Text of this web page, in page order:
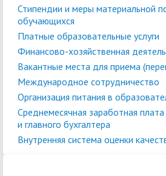
Стипендии и меры материальной
обучающихся
Платные образовательные услуги
Финансово-хозяйственная
Вакантные места для приема
Международное сотрудничество
Организация питания в
Среднемесячная заработная
и главного бухгалтера
Внутренняя система оценки